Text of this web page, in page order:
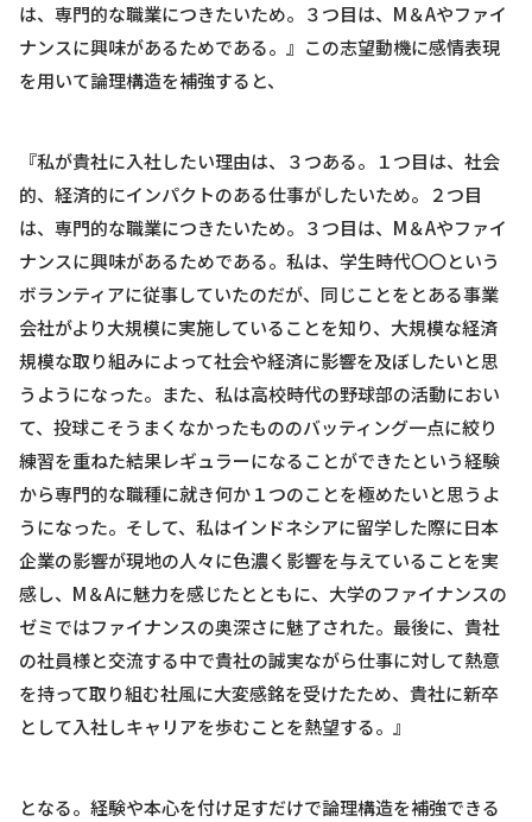
は、専門的な職業につきたいため。３つ目は、M＆Aやファイ
ナンスに興味があるためである。』この志望動機に感情表現
を用いて論理構造を補強すると、
『私が貴社に入社したい理由は、３つある。１つ目は、社会
的、経済的にインパクトのある仕事がしたいため。２つ目
は、専門的な職業につきたいため。３つ目は、M＆Aやファイ
ナンスに興味があるためである。私は、学生時代〇〇という
ボランティアに従事していたのだが、同じことをとある事業
会社がより大規模に実施していることを知り、大規模な経済
規模な取り組みによって社会や経済に影響を及ぼしたいと思
うようになった。また、私は高校時代の野球部の活動におい
て、投球こそうまくなかったもののバッティング一点に絞り
練習を重ねた結果レギュラーになることができたという経験
から専門的な職種に就き何か１つのことを極めたいと思うよ
うになった。そして、私はインドネシアに留学した際に日本
企業の影響が現地の人々に色濃く影響を与えていることを実
感し、M＆Aに魅力を感じたとともに、大学のファイナンスの
ゼミではファイナンスの奥深さに魅了された。最後に、貴社
の社員様と交流する中で貴社の誠実ながら仕事に対して熱意
を持って取り組む社風に大変感銘を受けたため、貴社に新卒
として入社しキャリアを歩むことを熱望する。』
となる。経験や本心を付け足すだけで論理構造を補強できる